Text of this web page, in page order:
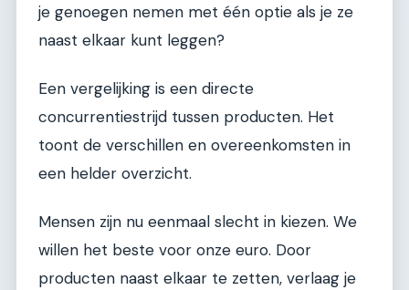
je genoegen nemen met één optie als je ze
naast elkaar kunt leggen?
Een vergelijking is een directe
concurrentiestrijd tussen producten. Het
toont de verschillen en overeenkomsten in
een helder overzicht.
Mensen zijn nu eenmaal slecht in kiezen. We
willen het beste voor onze euro. Door
producten naast elkaar te zetten, verlaag je